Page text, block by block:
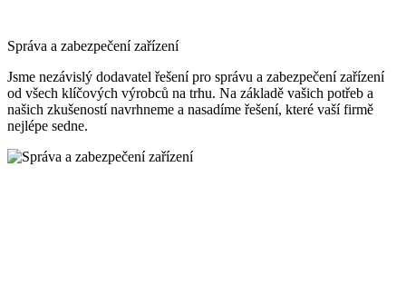
Správa a zabezpečení zařízení
Jsme nezávislý dodavatel řešení pro správu a zabezpečení zařízení
od všech klíčových výrobců na trhu. Na základě vašich potřeb a
našich zkušeností navrhneme a nasadíme řešení, které vaší firmě
nejlépe sedne.